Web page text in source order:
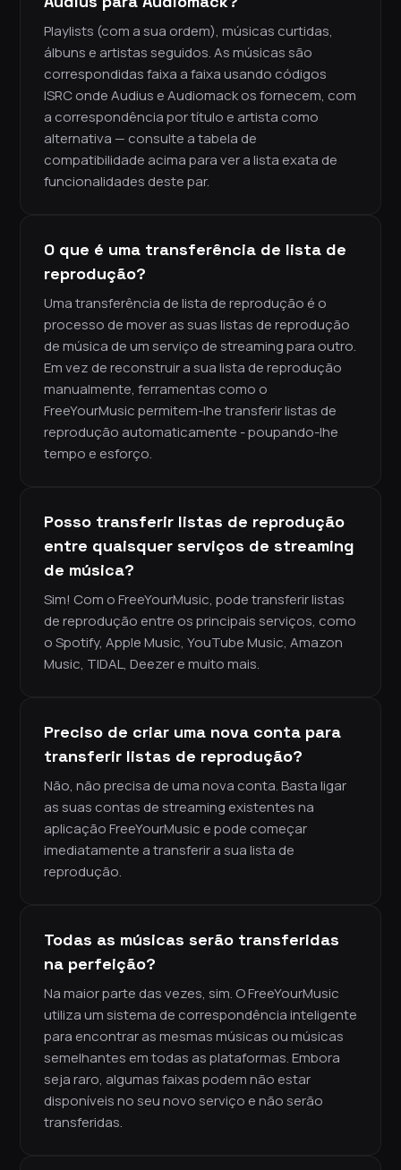
Playlists (com a sua ordem), músicas curtidas,
álbuns e artistas seguidos. As músicas são
correspondidas faixa a faixa usando códigos
ISRC onde Audius e Audiomack os fornecem, com
a correspondência por título e artista como
alternativa — consulte a tabela de
compatibilidade acima para ver a lista exata de
funcionalidades deste par.
O que é uma transferência de lista de
reprodução?
Uma transferência de lista de reprodução é o
processo de mover as suas listas de reprodução
de música de um serviço de streaming para outro.
Em vez de reconstruir a sua lista de reprodução
manualmente, ferramentas como o
FreeYourMusic permitem-lhe transferir listas de
reprodução automaticamente - poupando-lhe
tempo e esforço.
Posso transferir listas de reprodução
entre quaisquer serviços de streaming
de música?
Sim! Com o FreeYourMusic, pode transferir listas
de reprodução entre os principais serviços, como
o Spotify, Apple Music, YouTube Music, Amazon
Music, TIDAL, Deezer e muito mais.
Preciso de criar uma nova conta para
transferir listas de reprodução?
Não, não precisa de uma nova conta. Basta ligar
as suas contas de streaming existentes na
aplicação FreeYourMusic e pode começar
imediatamente a transferir a sua lista de
reprodução.
Todas as músicas serão transferidas
na perfeição?
Na maior parte das vezes, sim. O FreeYourMusic
utiliza um sistema de correspondência inteligente
para encontrar as mesmas músicas ou músicas
semelhantes em todas as plataformas. Embora
seja raro, algumas faixas podem não estar
disponíveis no seu novo serviço e não serão
transferidas.